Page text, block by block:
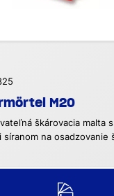
M20
škárovacia malta
na osadzovanie